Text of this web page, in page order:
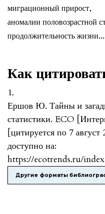
миграционный прирост,
аномалии половозрастной
продолжительность жизни...
Как
1.
Ершов Ю. Тайны и
статистики. ECO
[цитируется по 7
доступно на:
https://ecotrends.ru/
Другие форматы